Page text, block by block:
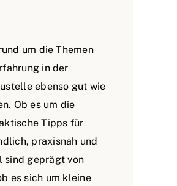
um die Themen
in der
ebenso gut wie
Ob es um die
Tipps für
praxisnah und
sind geprägt von
es sich um kleine